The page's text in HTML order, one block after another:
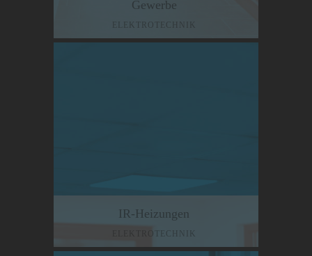
Gewerbe
ELEKTROTECHNIK
IR-Heizungen
ELEKTROTECHNIK